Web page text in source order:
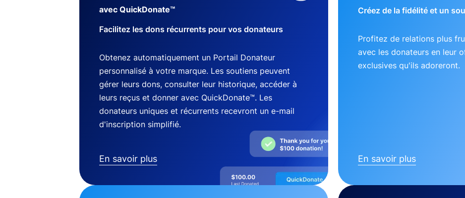
avec QuickDonate™
Facilitez les dons récurrents pour vos donateurs
Obtenez automatiquement un Portail Donateur
personnalisé à votre marque. Les soutiens peuvent
gérer leurs dons, consulter leur historique, accéder à
leurs reçus et donner avec QuickDonate™. Les
donateurs uniques et récurrents recevront un e-mail
d'inscription simplifié.
En savoir plus
Créez de la fidélité et un
Profitez de relations plus
avec les donateurs en leur
exclusives qu'ils adoreront.
En savoir plus